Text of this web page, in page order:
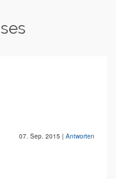
07. Sep. 2015 | Antworten